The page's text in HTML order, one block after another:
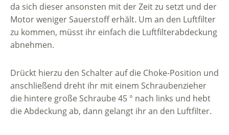
da sich dieser ansonsten mit der Zeit zu setzt und der
Motor weniger Sauerstoff erhält. Um an den Luftfilter
zu kommen, müsst ihr einfach die Luftfilterabdeckung
abnehmen.
Drückt hierzu den Schalter auf die Choke-Position und
anschließend dreht ihr mit einem Schraubenzieher
die hintere große Schraube 45 ° nach links und hebt
die Abdeckung ab, dann gelangt ihr an den Luftfilter.